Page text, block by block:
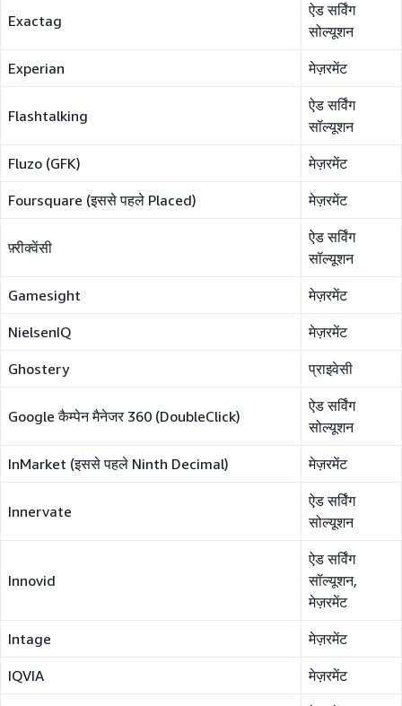
Exactag
ऐड सर्विंग
सोल्यूशन
Experian मेज़रमेंट
Flashtalking
ऐड सर्विंग
सॉल्यूशन
Fluzo (GFK) मेज़रमेंट
Foursquare (इससे पहले Placed) मेज़रमेंट
फ़्रीक्वेंसी
ऐड सर्विंग
सॉल्यूशन
Gamesight मेज़रमेंट
NielsenIQ मेज़रमेंट
Ghostery प्राइवेसी
Google कैम्पेन मैनेजर 360 (DoubleClick)
ऐड सर्विंग
सोल्यूशन
InMarket (इससे पहले Ninth Decimal) मेज़रमेंट
Innervate
ऐड सर्विंग
सोल्यूशन
Innovid
ऐड सर्विंग
सॉल्यूशन,
मेज़रमेंट
Intage मेज़रमेंट
IQVIA मेज़रमेंट